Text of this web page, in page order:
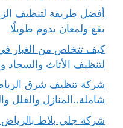
أفضل طريقة لتنظيف
بقع ولمعان يدوم طويلًا
كيف تتخلص من الغبار
لتنظيف الأثاث والسجاد
شركة تنظيف شرق
شاملة..المنازل والفلل